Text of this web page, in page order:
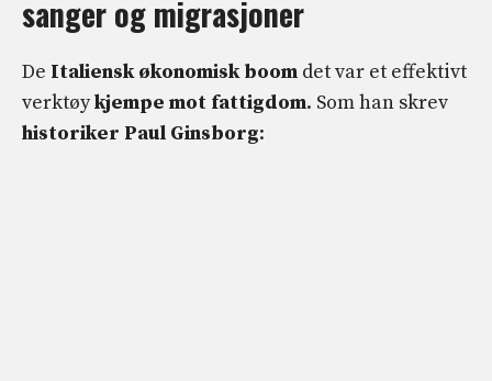
sanger og migrasjoner
De Italiensk økonomisk boom det var et effektivt
verktøykjempe mot fattigdom. Som han skrev
historiker Paul Ginsborg: